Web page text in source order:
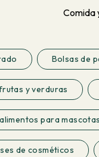
Comida
Bolsas de
y verduras
para mascotas
de cosméticos